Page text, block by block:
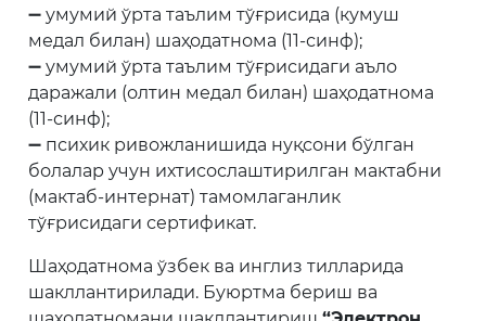
➖ умумий ўрта таълим тўғрисида (кумуш
медал билан) шаҳодатнома (11-синф);
➖ умумий ўрта таълим тўғрисидаги аъло
даражали (олтин медал билан) шаҳодатнома
(11-синф);
➖ психик ривожланишида нуқсони бўлган
болалар учун ихтисослаштирилган мактабни
(мактаб-интернат) тамомлаганлик
тўғрисидаги сертификат.
Шаҳодатнома ўзбек ва инглиз тилларида
шакллантирилади. Буюртма бериш ва